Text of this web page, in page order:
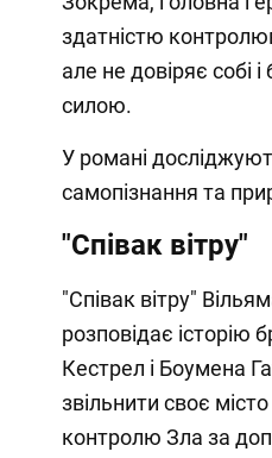
здатністю
але не довіряє собі
силою.
У романі
самопізнання та
"Співак вітру"
"Співак вітру"
розповідає історію
Кестрел і Боумена
звільнити своє
контролю Зла за